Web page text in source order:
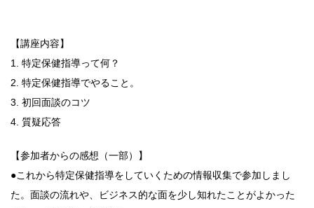
【講座内容】
1. 特定保健指導って何？
2. 特定保健指導でやること。
3. 初回面談のコツ
4. 質疑応答
【参加者からの感想（一部）】
●これから特定保健指導をしていくための情報収集で参加しまし
た。面談の流れや、ビジネス的な面を少し知れたことがよかった